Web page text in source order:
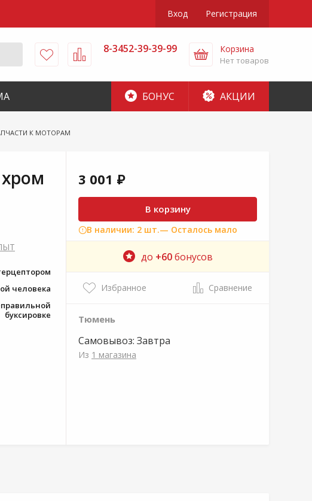
Вход Регистрация
8-3452-39-39-99 Корзина
Нет товаров
БОНУС АКЦИИ
К МОТОРАМ
человека
буксировке
3 001 ₽
В корзину
В наличии: 2 шт.— Осталось мало
до +60бонусов
Избранное Сравнение
Тюмень
Самовывоз: Завтра
Из 1 магазина